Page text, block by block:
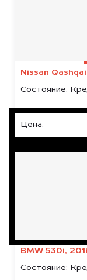
Nissan
Состояние:
Цена:
BMW 530i,
Состояние: